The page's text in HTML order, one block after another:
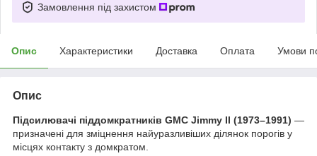
Замовлення під захистом
Опис Характеристики Доставка Оплата Умови
Опис
Підсилювачі піддомкратників GMC Jimmy II (1973–1991) —
призначені для зміцнення найуразливіших ділянок порогів у
місцях контакту з домкратом.